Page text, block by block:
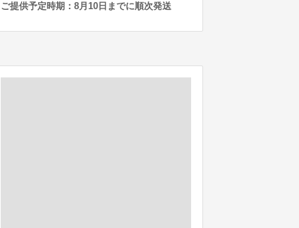
ご提供予定時期：8月10日までに順次発送